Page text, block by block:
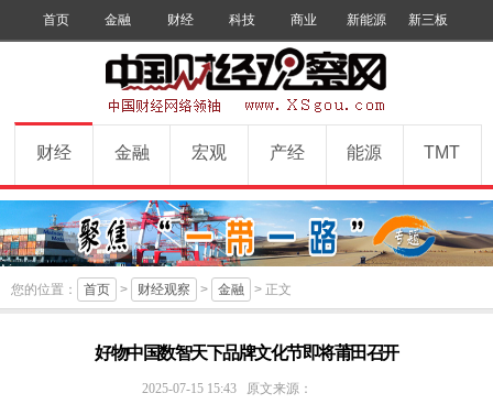
首页 金融 财经 科技 商业 新能源 新三板
财经 金融 宏观 产经 能源 TMT
您的位置： 首页 > 财经观察 > 金融 > 正文
好物中国数智天下品牌文化节即将莆田召开
2025-07-15 15:43 原文来源：